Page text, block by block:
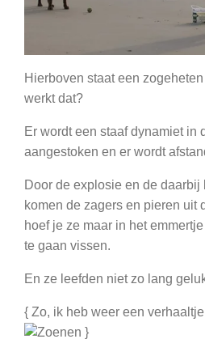
Hierboven staat een
werkt dat?
Er wordt een staaf dynamiet in
aangestoken en er wordt
Door de explosie en de
komen de zagers en pieren uit
hoef je ze maar in het
te gaan vissen.
En ze leefden niet zo lang
{ Zo, ik heb weer een
}